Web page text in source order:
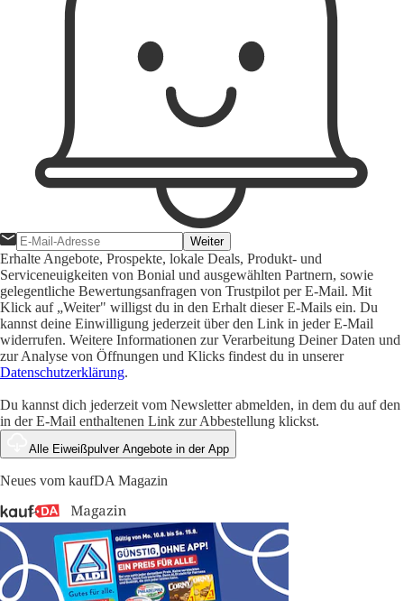
Weiter
Erhalte Angebote, Prospekte, lokale Deals, Produkt- und
Serviceneuigkeiten von Bonial und ausgewählten Partnern, sowie
gelegentliche Bewertungsanfragen von Trustpilot per E-Mail. Mit
Klick auf „Weiter" willigst du in den Erhalt dieser E-Mails ein. Du
kannst deine Einwilligung jederzeit über den Link in jeder E-Mail
widerrufen. Weitere Informationen zur Verarbeitung Deiner Daten und
zur Analyse von Öffnungen und Klicks findest du in unserer
Datenschutzerklärung.
Du kannst dich jederzeit vom Newsletter abmelden, in dem du auf den
in der E-Mail enthaltenen Link zur Abbestellung klickst.
Alle Eiweißpulver Angebote in der App
Neues vom kaufDA Magazin